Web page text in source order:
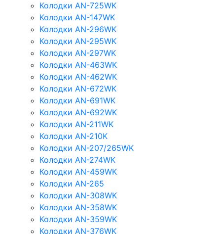
Колодки AN-725WK
Колодки AN-147WK
Колодки AN-296WK
Колодки AN-295WK
Колодки AN-297WK
Колодки AN-463WK
Колодки AN-462WK
Колодки AN-672WK
Колодки AN-691WK
Колодки AN-692WK
Колодки AN-211WK
Колодки AN-210K
Колодки AN-207/265WK
Колодки AN-274WK
Колодки AN-459WK
Колодки AN-265
Колодки AN-308WK
Колодки AN-358WK
Колодки AN-359WK
Колодки AN-376WK